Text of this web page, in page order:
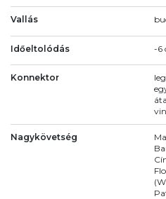
Vallás
Időeltolódás -6
Konnektor
Nagykövetség